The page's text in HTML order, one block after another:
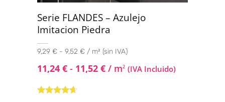
Serie FLANDES – Azulejo
Imitacion Piedra
9,29 € - 9,52 € / m² (sin IVA)
11,24 € - 11,52 € / m2 (IVA Incluido)